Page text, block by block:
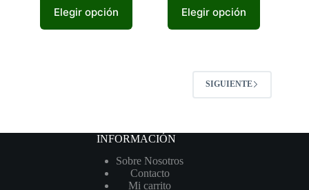
Elegir opción
producto
la
producto
Elegir opción
producto
opciones
se
pueden
la
SIGUIENTE
INFORMACIÓN
Sobre Nosotros
Contacto
Mi carrito